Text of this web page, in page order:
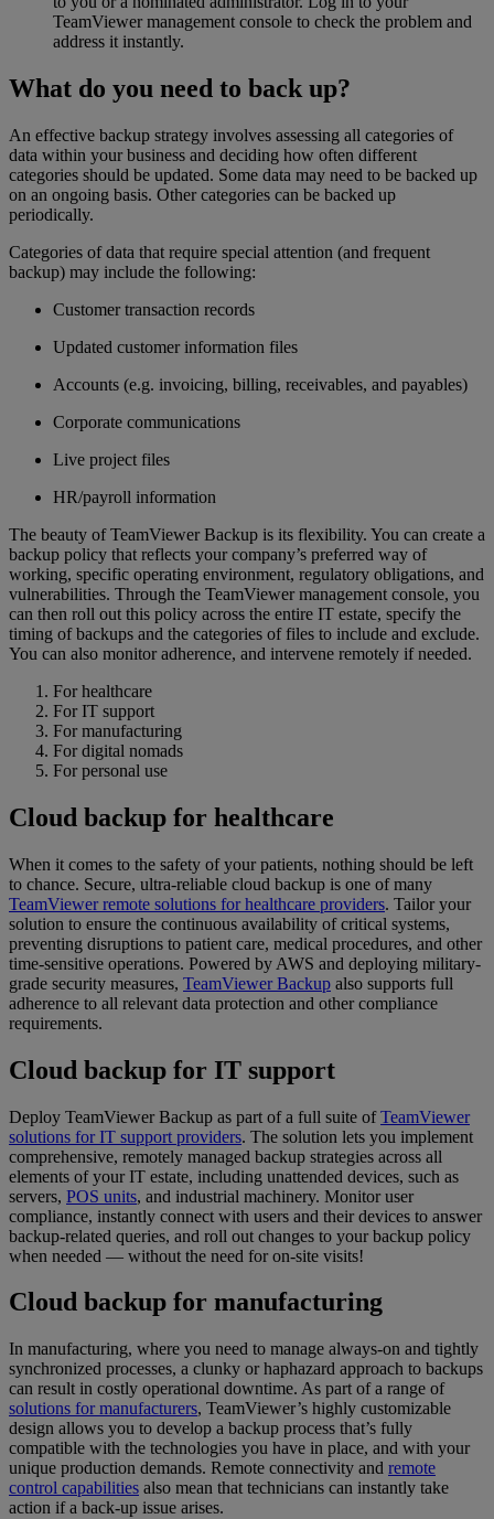
TeamViewer management console to check the problem and
address it instantly.
What do you need to back up?
An effective backup strategy involves assessing all categories of
data within your business and deciding how often different
categories should be updated. Some data may need to be backed up
on an ongoing basis. Other categories can be backed up
periodically.
Categories of data that require special attention (and frequent
backup) may include the following:
Customer transaction records
Updated customer information files
Accounts (e.g. invoicing, billing, receivables, and payables)
Corporate communications
Live project files
HR/payroll information
The beauty of TeamViewer Backup is its flexibility. You can create a
backup policy that reflects your company’s preferred way of
working, specific operating environment, regulatory obligations, and
vulnerabilities. Through the TeamViewer management console, you
can then roll out this policy across the entire IT estate, specify the
timing of backups and the categories of files to include and exclude.
You can also monitor adherence, and intervene remotely if needed.
For healthcare
For IT support
For manufacturing
For digital nomads
For personal use
Cloud backup for healthcare
When it comes to the safety of your patients, nothing should be left
to chance. Secure, ultra-reliable cloud backup is one of many
TeamViewer remote solutions for healthcare providers. Tailor your
solution to ensure the continuous availability of critical systems,
preventing disruptions to patient care, medical procedures, and other
time-sensitive operations. Powered by AWS and deploying military-
grade security measures, TeamViewer Backup also supports full
adherence to all relevant data protection and other compliance
requirements.
Cloud backup for IT support
Deploy TeamViewer Backup as part of a full suite ofTeamViewer
solutions for IT support providers. The solution lets you implement
comprehensive, remotely managed backup strategies across all
elements of your IT estate, including unattended devices, such as
servers, POS units, and industrial machinery. Monitor user
compliance, instantly connect with users and their devices to answer
backup-related queries, and roll out changes to your backup policy
when needed — without the need for on-site visits!
Cloud backup for manufacturing
In manufacturing, where you need to manage always-on and tightly
synchronized processes, a clunky or haphazard approach to backups
can result in costly operational downtime. As part of a range of
solutions for manufacturers, TeamViewer’s highly customizable
design allows you to develop a backup process that’s fully
compatible with the technologies you have in place, and with your
unique production demands. Remote connectivity and remote
control capabilities also mean that technicians can instantly take
action if a back-up issue arises.